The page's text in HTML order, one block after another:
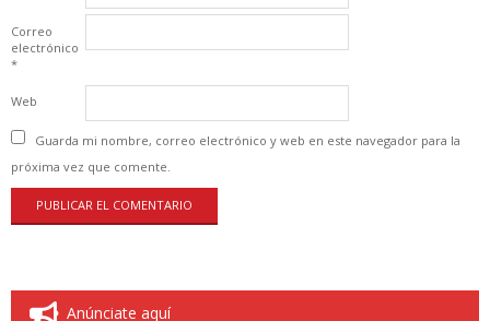
Correo
electrónico
*
Web
Guarda mi nombre, correo electrónico y web en este navegador para la
próxima vez que comente.
Anúnciate aquí